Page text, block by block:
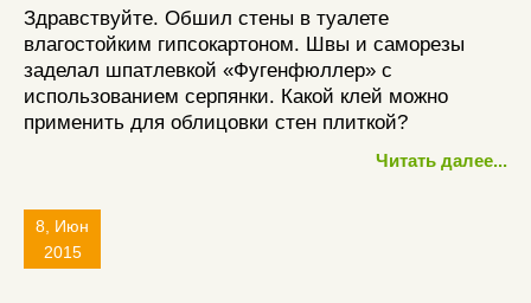
Здравствуйте. Обшил стены в туалете
влагостойким гипсокартоном. Швы и саморезы
заделал шпатлевкой «Фугенфюллер» с
использованием серпянки. Какой клей можно
применить для облицовки стен плиткой?
Читать далее...
8, Июн
2015